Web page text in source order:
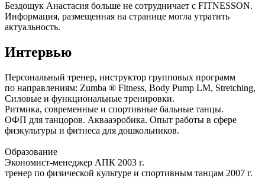
Бездощук Анастасия больше не сотрудничает с FITNESSON.
Информация, размещенная на странице могла утратить
актуальность.
Интервью
Персональный тренер, инструктор групповых программ
по направлениям: Zumba ® Fitness, Body Pump LM, Stretching,
Силовые и функциональные тренировки.
Ритмика, современные и спортивные бальные танцы.
ОФП для танцоров. Аквааэробика. Опыт работы в сфере
физкультуры и фитнеса для дошкольников.
Образование
Экономист-менеджер АПК 2003 г.
тренер по физической культуре и спортивным танцам 2007 г.